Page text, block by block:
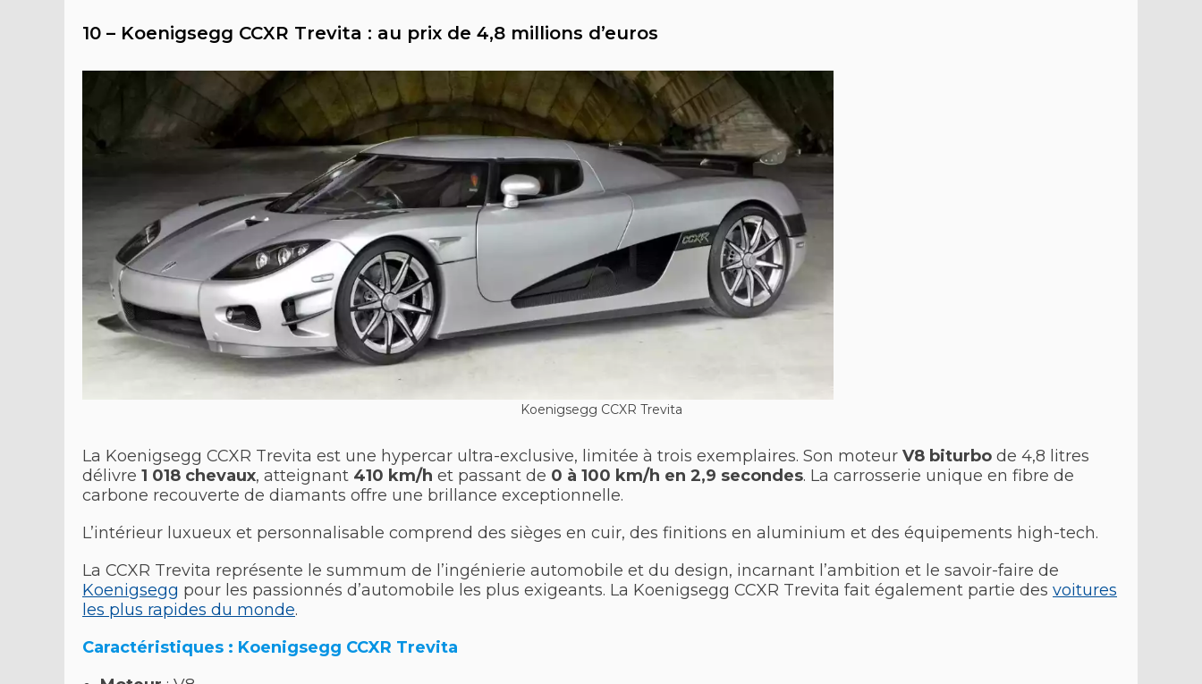
10 – Koenigsegg CCXR Trevita : au prix de 4,8 millions d’euros
Koenigsegg CCXR Trevita
La Koenigsegg CCXR Trevita est une hypercar ultra-exclusive, limitée à trois exemplaires. Son moteur V8 biturbo de 4,8 litres
délivre 1 018 chevaux, atteignant 410 km/h et passant de 0 à 100 km/h en 2,9 secondes. La carrosserie unique en fibre de
carbone recouverte de diamants offre une brillance exceptionnelle.
L’intérieur luxueux et personnalisable comprend des sièges en cuir, des finitions en aluminium et des équipements high-tech.
La CCXR Trevita représente le summum de l’ingénierie automobile et du design, incarnant l’ambition et le savoir-faire de
Koenigsegg pour les passionnés d’automobile les plus exigeants. La Koenigsegg CCXR Trevita fait également partie des voitures
les plus rapides du monde.
Caractéristiques : Koenigsegg CCXR Trevita